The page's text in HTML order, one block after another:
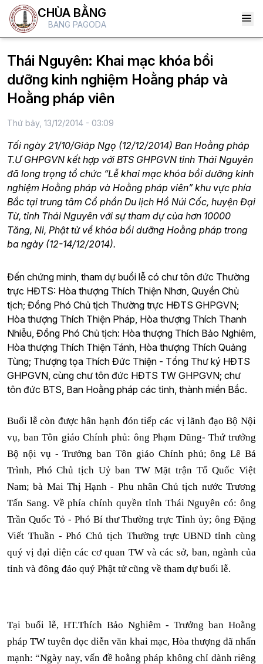
CHÙA BẰNG
BANG PAGODA
Thái Nguyên: Khai mạc khóa bồi
dưỡng kinh nghiệm Hoằng pháp và
Hoằng pháp viên
Thứ bảy, 13/12/2014 - 03:09
Tối ngày 21/10/Giáp Ngọ (12/12/2014) Ban Hoằng pháp
T.Ư GHPGVN kết hợp với BTS GHPGVN tỉnh Thái Nguyên
đã long trọng tổ chức “Lễ khai mạc khóa bồi dưỡng kinh
nghiệm Hoằng pháp và Hoằng pháp viên” khu vực phía
Bắc tại trung tâm Cổ phần Du lịch Hồ Núi Cốc, huyện Đại
Từ, tỉnh Thái Nguyên với sự tham dự của hơn 10000
Tăng, Ni, Phật tử về khóa bồi dưỡng Hoằng pháp trong
ba ngày (12-14/12/2014).
Đến chứng minh, tham dự buổi lễ có chư tôn đức Thường
trực HĐTS: Hòa thượng Thích Thiện Nhơn, Quyền Chủ
tịch; Đồng Phó Chủ tịch Thường trực HĐTS GHPGVN;
Hòa thượng Thích Thiện Pháp, Hòa thượng Thích Thanh
Nhiễu, Đồng Phó Chủ tịch: Hòa thượng Thích Bảo Nghiêm,
Hòa thượng Thích Thiện Tánh, Hòa thượng Thích Quảng
Tùng; Thượng tọa Thích Đức Thiện - Tổng Thư ký HĐTS
GHPGVN, cùng chư tôn đức HĐTS TW GHPGVN; chư
tôn đức BTS, Ban Hoằng pháp các tỉnh, thành miền Bắc.
Buổi lễ còn được hân hạnh đón tiếp các vị lãnh đạo Bộ Nội
vụ, ban Tôn giáo Chính phủ: ông Phạm Dũng- Thứ trưởng
Bộ nội vụ - Trưởng ban Tôn giáo Chính phủ; ông Lê Bá
Trình, Phó Chủ tịch Uỷ ban TW Mặt trận Tổ Quốc Việt
Nam; bà Mai Thị Hạnh - Phu nhân Chủ tịch nước Trương
Tấn Sang. Về phía chính quyền tỉnh Thái Nguyên có: ông
Trần Quốc Tỏ - Phó Bí thư Thường trực Tỉnh ủy; ông Đặng
Viết Thuần - Phó Chủ tịch Thường trực UBND tỉnh cùng
quý vị đại diện các cơ quan TW và các sở, ban, ngành của
tỉnh và đông đảo quý Phật tử cũng về tham dự buổi lễ.
Tại buổi lễ, HT.Thích Bảo Nghiêm - Trưởng ban Hoằng
pháp TW tuyên đọc diễn văn khai mạc, Hòa thượng đã nhấn
mạnh: “Ngày nay, vấn đề hoằng pháp không chỉ dành riêng